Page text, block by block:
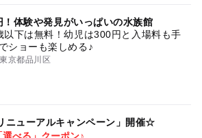
体験や発見がいっぱいの水族館
以下は無料！幼児は300円と入場料も手
ショーも楽しめる♪
東京都品川区
ニューアルキャンペーン」開催☆